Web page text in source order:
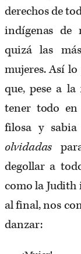
derechos de
indígenas de
quizá las
mujeres. Así
que, pese a la
tener todo en
filosa y
olvidadas
degollar a
como la
al final, nos
danzar: